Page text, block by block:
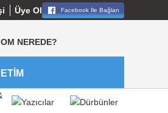
Üye Ol Facebook İle Bağlan
NEREDE?